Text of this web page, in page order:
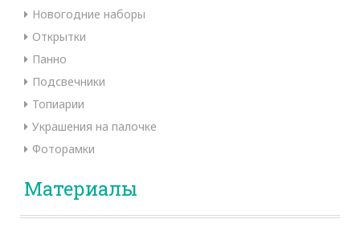
Новогодние наборы
Открытки
Панно
Подсвечники
Топиарии
Украшения на палочке
Фоторамки
Материалы